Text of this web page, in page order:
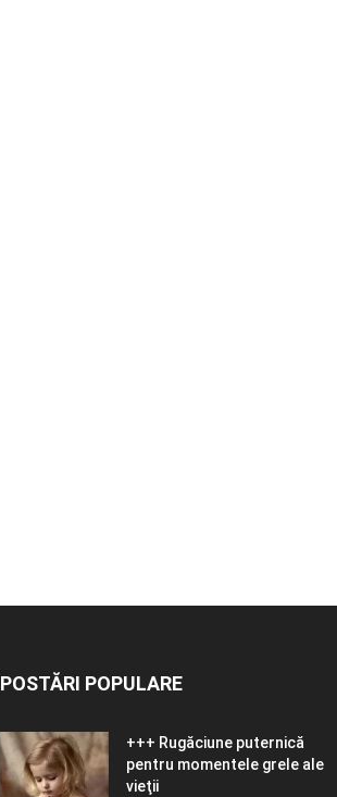
POSTĂRI POPULARE
+++ Rugăciune puternică
pentru momentele grele ale
vieţii